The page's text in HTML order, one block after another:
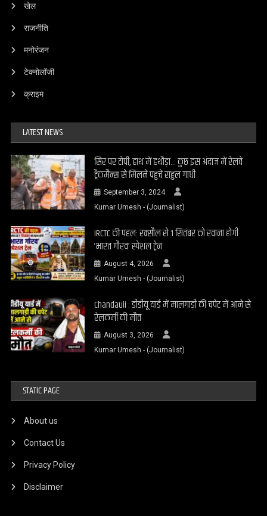
खेल
राजनीति
मनोरंजन
टेक्नोलॉजी
क्राइम
LATEST NEWS
सिर पर टोपी, हाथ में हथौड़ा… कुछ इस अंदाज में रेलवे
ट्रैकमैन्स से मिलने पहुंचे राहुल गांधी
September 3, 2024
Kumar Umesh - (Journalist)
IRCTC की पहल: रक्सौल से 1 सितंबर को रवाना होगी
‘भारत गौरव’ स्पेशल ट्रेन
August 4, 2026
Kumar Umesh - (Journalist)
Chandauli : डीडीयू यार्ड में मालगाड़ी की चपेट में आने से
रेलकर्मी की मौत
August 3, 2026
Kumar Umesh - (Journalist)
STATIC PAGE
About us
Contact Us
Privacy Policy
Disclaimer